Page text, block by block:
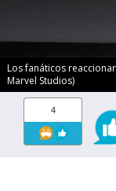
Los fanáticos
Marvel Studios)
4